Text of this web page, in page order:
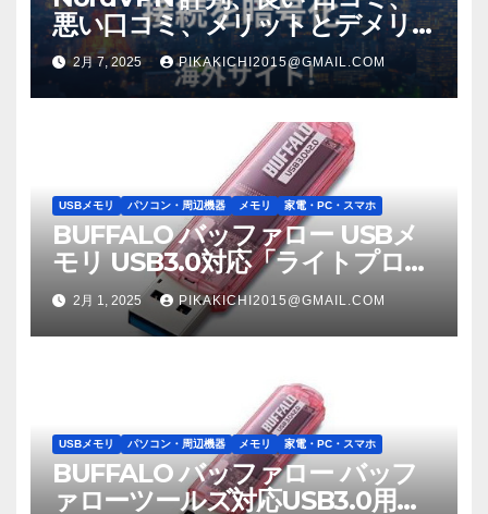
悪い口コミ、メリットとデメリ
ット!! 【徹底解説】
2月 7, 2025 PIKAKICHI2015@GMAIL.COM
USBメモリ パソコン・周辺機器 メモリ 家電・PC・スマホ
BUFFALO バッファロー USBメ
モリ USB3.0対応「ライトプロテ
クト機能」搭載モデル RUF3-
C8GA-PK
2月 1, 2025 PIKAKICHI2015@GMAIL.COM
USBメモリ パソコン・周辺機器 メモリ 家電・PC・スマホ
BUFFALO バッファロー バッフ
ァローツールズ対応USB3.0用